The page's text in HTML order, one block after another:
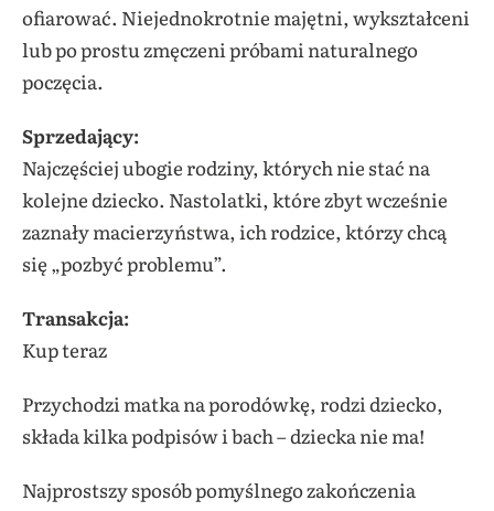
ofiarować. Niejednokrotnie majętni, wykształceni
lub po prostu zmęczeni próbami naturalnego
poczęcia.
Sprzedający:
Najczęściej ubogie rodziny, których nie stać na
kolejne dziecko. Nastolatki, które zbyt wcześnie
zaznały macierzyństwa, ich rodzice, którzy chcą
się „pozbyć problemu”.
Transakcja:
Kup teraz
Przychodzi matka na porodówkę, rodzi dziecko,
składa kilka podpisów i bach – dziecka nie ma!
Najprostszy sposób pomyślnego zakończenia